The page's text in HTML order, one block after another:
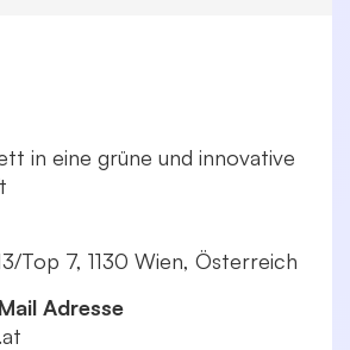
in eine grüne und innovative
Top 7, 1130 Wien, Österreich
Adresse